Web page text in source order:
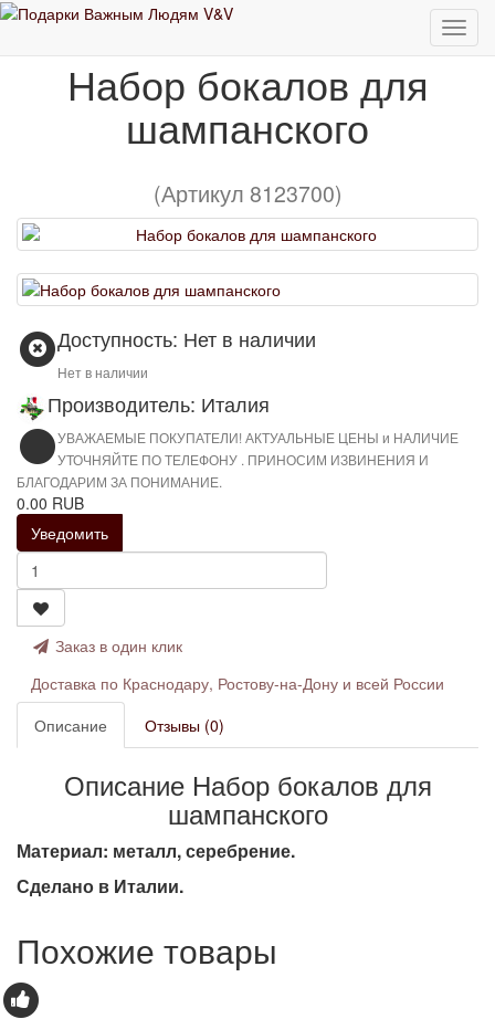
Набор бокалов для шампанского
Набор бокалов для
шампанского
(Артикул 8123700)
Доступность: Нет в наличии
Нет в наличии
Производитель: Италия
УВАЖАЕМЫЕ ПОКУПАТЕЛИ! АКТУАЛЬНЫЕ ЦЕНЫ и НАЛИЧИЕ
УТОЧНЯЙТЕ ПО ТЕЛЕФОНУ . ПРИНОСИМ ИЗВИНЕНИЯ И
БЛАГОДАРИМ ЗА ПОНИМАНИЕ.
0.00 RUB
Уведомить
Заказ в один клик
Доставка по Краснодару, Ростову-на-Дону и всей России
Описание
Отзывы (0)
Описание Набор бокалов для
шампанского
Материал: металл, серебрение.
Сделано в Италии.
Похожие товары